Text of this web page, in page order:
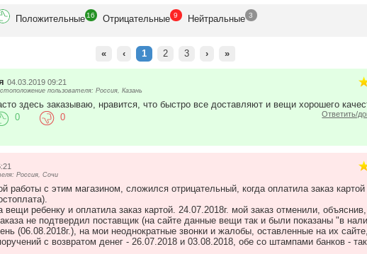
Положительные 16 Отрицательные 9 Нейтральные 3
« ‹ 1 2 3 › »
04.03.2019 09:21
пользователя: Россия, Казань
здесь заказываю, нравится, что быстро все доставляют и вещи хорошего
Ответить/
0 0
Россия, Сочи
работы с этим магазином, сложился отрицательный, когда оплатила заказ
вещи ребенку и оплатила заказ картой. 24.07.2018г. мой заказ отменили,
не подтвердил поставщик (на сайте данные вещи так и были показаны "в
(06.08.2018г.), на мои неоднократные звонки и жалобы, оставленные на их
с возвратом денег - 26.07.2018 и 03.08.2018, обе со штампами банков -